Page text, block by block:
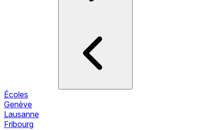
Écoles
Genève
Lausanne
Fribourg